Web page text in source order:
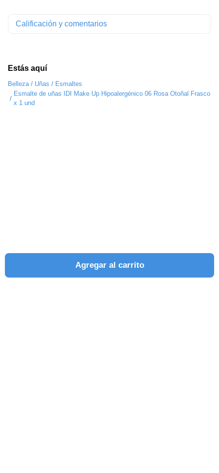
Estás aquí
Belleza / Uñas / Esmaltes
/
Esmalte de uñas IDI Make Up Hipoalergénico 06 Rosa Otoñal Frasco
x 1 und
Agregar al carrito
Calificación y comentarios